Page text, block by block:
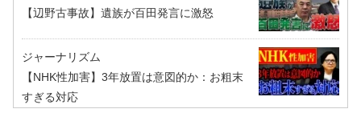
【辺野古事故】遺族が百田発言に激怒
ジャーナリズム
【NHK性加害】3年放置は意図的か：お粗末
すぎる対応